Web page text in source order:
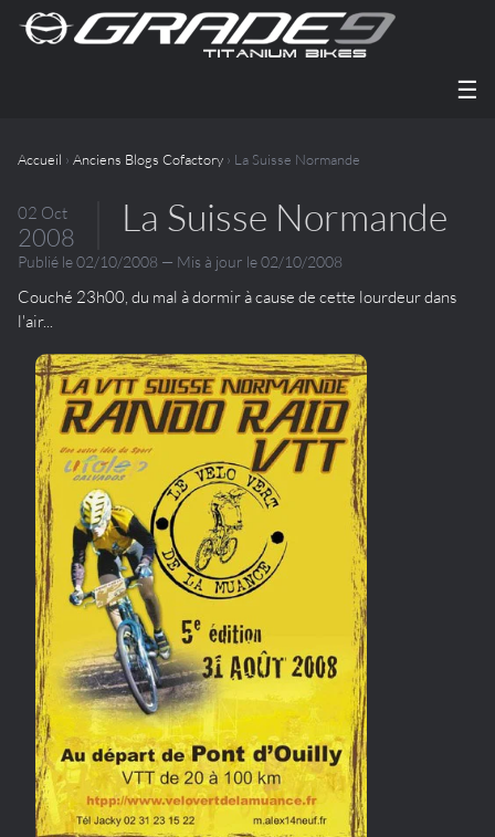
☰
Accueil › Anciens Blogs Cofactory › La Suisse Normande
02 Oct
2008 La Suisse Normande
Publié le 02/10/2008 — Mis à jour le 02/10/2008
Couché 23h00, du mal à dormir à cause de cette lourdeur dans
l'air...